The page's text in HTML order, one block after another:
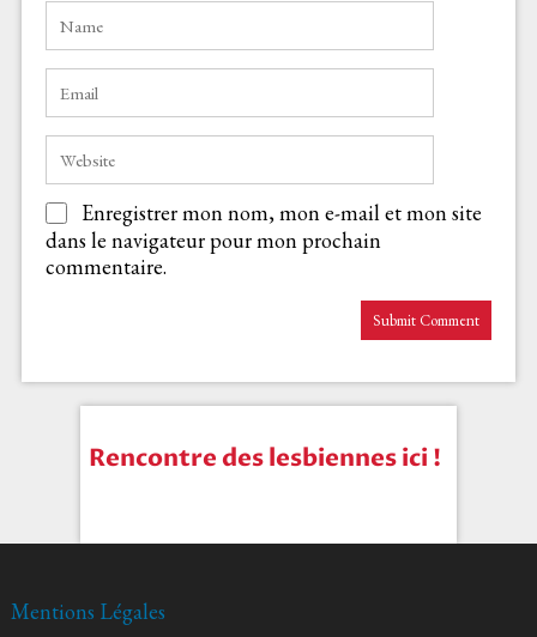
Enregistrer mon nom, mon e-mail et mon site
dans le navigateur pour mon prochain
commentaire.
Rencontre des lesbiennes ici !
Mentions Légales